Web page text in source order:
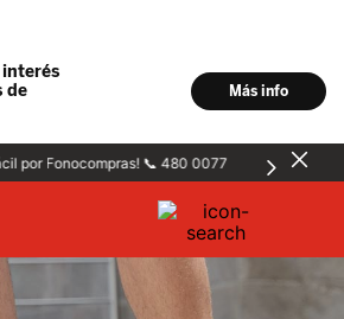
por Fonocompras! 📞 480 0077